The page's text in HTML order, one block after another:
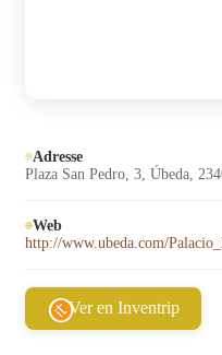
Adresse
Plaza San Pedro, 3, Úbeda,
Web
http://www.ubeda.com/
Ver en Inventrip